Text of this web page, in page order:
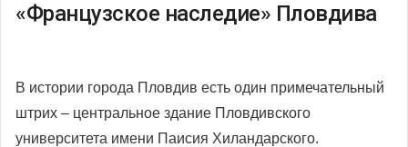
«Французское наследие» Пловдива
В истории города Пловдив есть один примечательный
штрих – центральное здание Пловдивского
университета имени Паисия Хиландарского.